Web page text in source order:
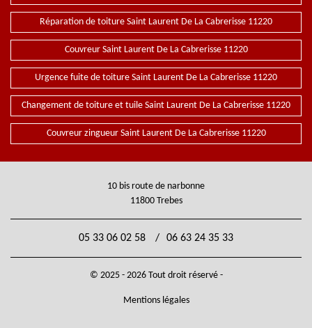
Réparation de toiture Saint Laurent De La Cabrerisse 11220
Couvreur Saint Laurent De La Cabrerisse 11220
Urgence fuite de toiture Saint Laurent De La Cabrerisse 11220
Changement de toiture et tuile Saint Laurent De La Cabrerisse 11220
Couvreur zingueur Saint Laurent De La Cabrerisse 11220
10 bis route de narbonne
11800 Trebes
05 33 06 02 58 / 06 63 24 35 33
© 2025 - 2026 Tout droit réservé -
Mentions légales